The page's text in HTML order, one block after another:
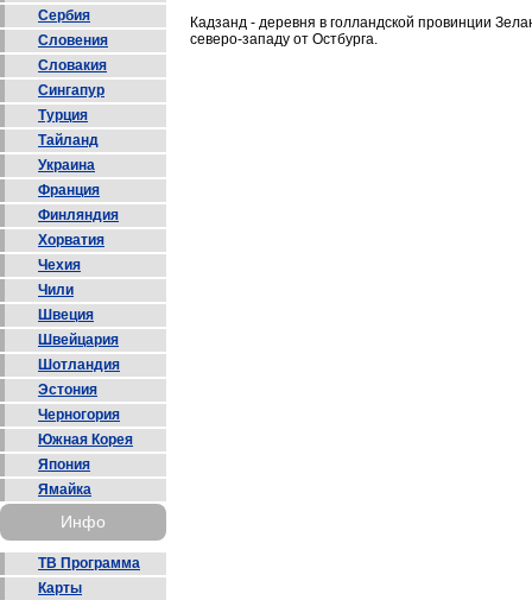
Сербия
Словения
Словакия
Сингапур
Турция
Тайланд
Украина
Франция
Финляндия
Хорватия
Чехия
Чили
Швеция
Швейцария
Шотландия
Эстония
Черногория
Южная Корея
Япония
Ямайка
Инфо
ТВ Программа
Карты
Кадзанд - деревня в голландской провинции
северо-западу от Остбурга.